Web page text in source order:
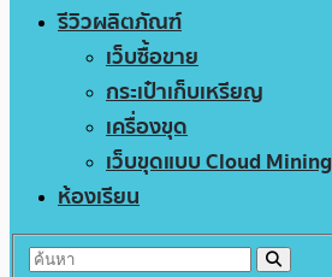
รีวิวผลิตภัณฑ์
เว็บซื้อขาย
กระเป๋าเก็บเหรียญ
เครื่องขุด
เว็บขุดแบบ Cloud Mining
ห้องเรียน